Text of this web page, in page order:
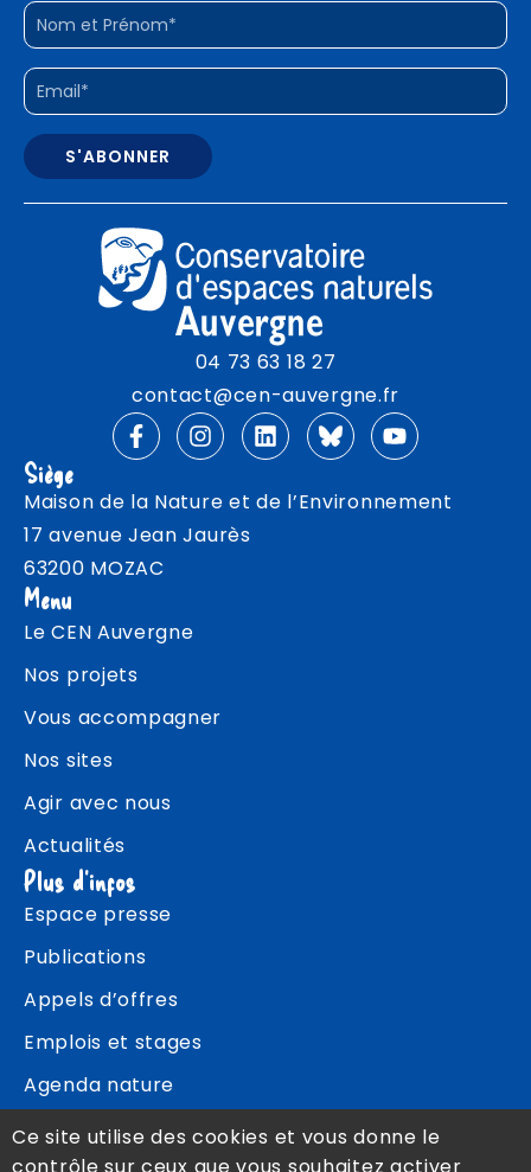
04 73 63 18 27
contact@cen-auvergne.fr
Siège
Maison de la Nature et de l’Environnement
17 avenue Jean Jaurès
63200 MOZAC
Menu
Le CEN Auvergne
Nos projets
Vous accompagner
Nos sites
Agir avec nous
Actualités
Plus d'infos
Espace presse
Publications
Appels d’offres
Emplois et stages
Agenda nature
Contact
Ce site utilise des cookies et vous donne le